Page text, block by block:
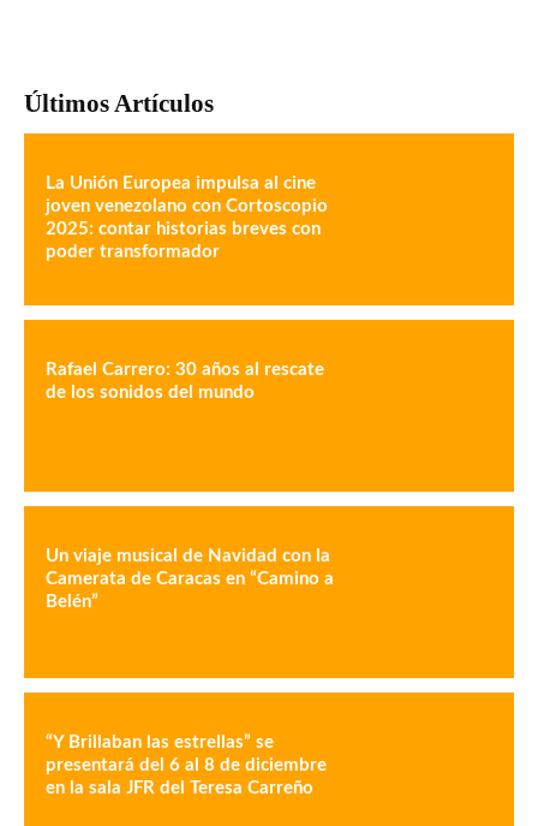
Últimos Artículos
La Unión Europea impulsa al cine
joven venezolano con Cortoscopio
2025: contar historias breves con
poder transformador
Rafael Carrero: 30 años al rescate
de los sonidos del mundo
Un viaje musical de Navidad con la
Camerata de Caracas en “Camino a
Belén”
“Y Brillaban las estrellas” se
presentará del 6 al 8 de diciembre
en la sala JFR del Teresa Carreño